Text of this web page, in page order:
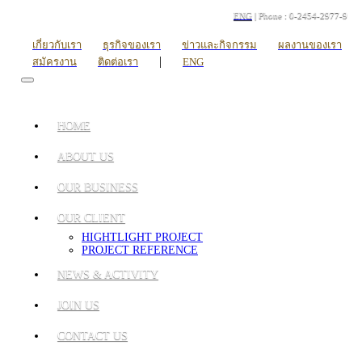
ENG | Phone : 0-2454-2977-9
เกี่ยวกับเรา ธุรกิจของเรา ข่าวและกิจกรรม
ผลงานของเรา
สมัครงาน
ติดต่อเรา | ENG
HOME
ABOUT US
OUR BUSINESS
OUR CLIENT
HIGHTLIGHT PROJECT
PROJECT REFERENCE
NEWS & ACTIVITY
JOIN US
CONTACT US